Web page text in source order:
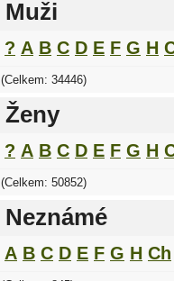
Muži
? A B C D E F G H
(Celkem: 34446)
Ženy
? A B C D E F G H
(Celkem: 50852)
Neznámé
A B C D E F G H Ch